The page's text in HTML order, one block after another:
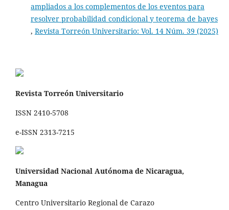
ampliados a los complementos de los eventos para
resolver probabilidad condicional y teorema de bayes
, Revista Torreón Universitario: Vol. 14 Núm. 39 (2025)
Revista Torreón Universitario
ISSN 2410-5708
e-ISSN 2313-7215
Universidad Nacional Autónoma de Nicaragua,
Managua
Centro Universitario Regional de Carazo